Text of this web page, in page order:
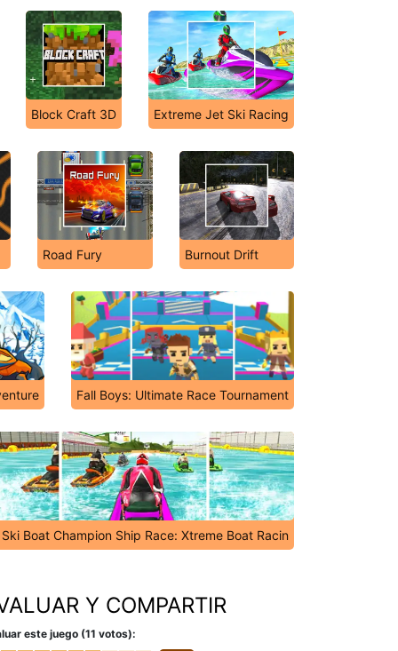
Block Craft 3D Extreme Jet Ski Racing
Road Fury Burnout Drift
Fall Boys: Ultimate Race Tournament
Boat Champion Ship Race: Xtreme Boat Racin
Y COMPARTIR
este juego (11 votos):